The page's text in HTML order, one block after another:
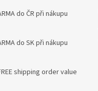
do ČR při nákupu
do SK při nákupu
shipping order value